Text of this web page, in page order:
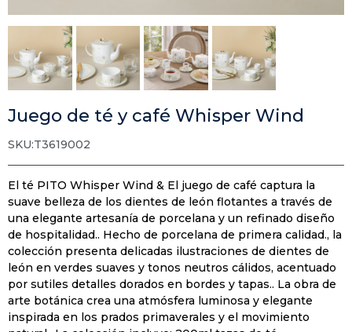
Juego de té y café Whisper Wind
SKU:T3619002
El té PITO Whisper Wind & El juego de café captura la
suave belleza de los dientes de león flotantes a través de
una elegante artesanía de porcelana y un refinado diseño
de hospitalidad.. Hecho de porcelana de primera calidad., la
colección presenta delicadas ilustraciones de dientes de
león en verdes suaves y tonos neutros cálidos, acentuado
por sutiles detalles dorados en bordes y tapas.. La obra de
arte botánica crea una atmósfera luminosa y elegante
inspirada en los prados primaverales y el movimiento